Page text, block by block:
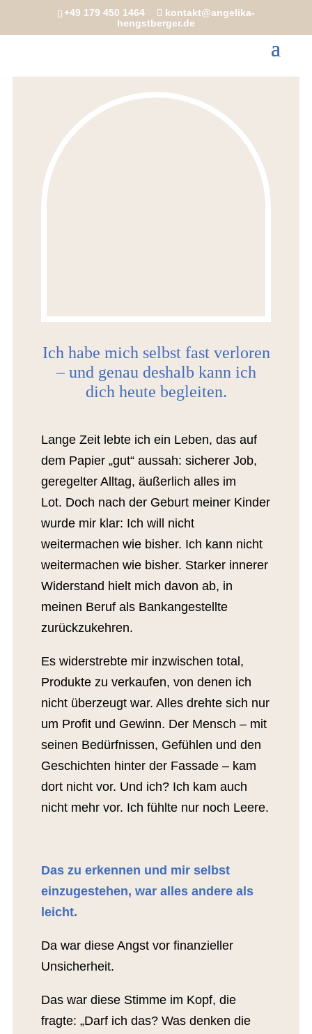
+49 179 450 1464
kontakt@angelika-
hengstberger.de
Ich habe mich selbst fast verloren
– und genau deshalb kann ich
dich heute begleiten.
Lange Zeit lebte ich ein Leben, das auf
dem Papier „gut“ aussah: sicherer Job,
geregelter Alltag, äußerlich alles im
Lot. Doch nach der Geburt meiner Kinder
wurde mir klar: Ich will nicht
weitermachen wie bisher. Ich kann nicht
weitermachen wie bisher. Starker innerer
Widerstand hielt mich davon ab, in
meinen Beruf als Bankangestellte
zurückzukehren.
Es widerstrebte mir inzwischen total,
Produkte zu verkaufen, von denen ich
nicht überzeugt war. Alles drehte sich nur
um Profit und Gewinn. Der Mensch – mit
seinen Bedürfnissen, Gefühlen und den
Geschichten hinter der Fassade – kam
dort nicht vor. Und ich? Ich kam auch
nicht mehr vor. Ich fühlte nur noch Leere.
Das zu erkennen und mir selbst
einzugestehen, war alles andere als
leicht.
Da war diese Angst vor finanzieller
Unsicherheit.
Das war diese Stimme im Kopf, die
fragte: „Darf ich das? Was denken die